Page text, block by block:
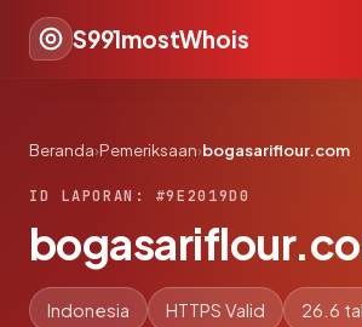
S991mostWhois
Beranda›Pemeriksaan›bogasariflour.com
ID LAPORAN: #9E2019D0
Indonesia HTTPS Valid 26.6